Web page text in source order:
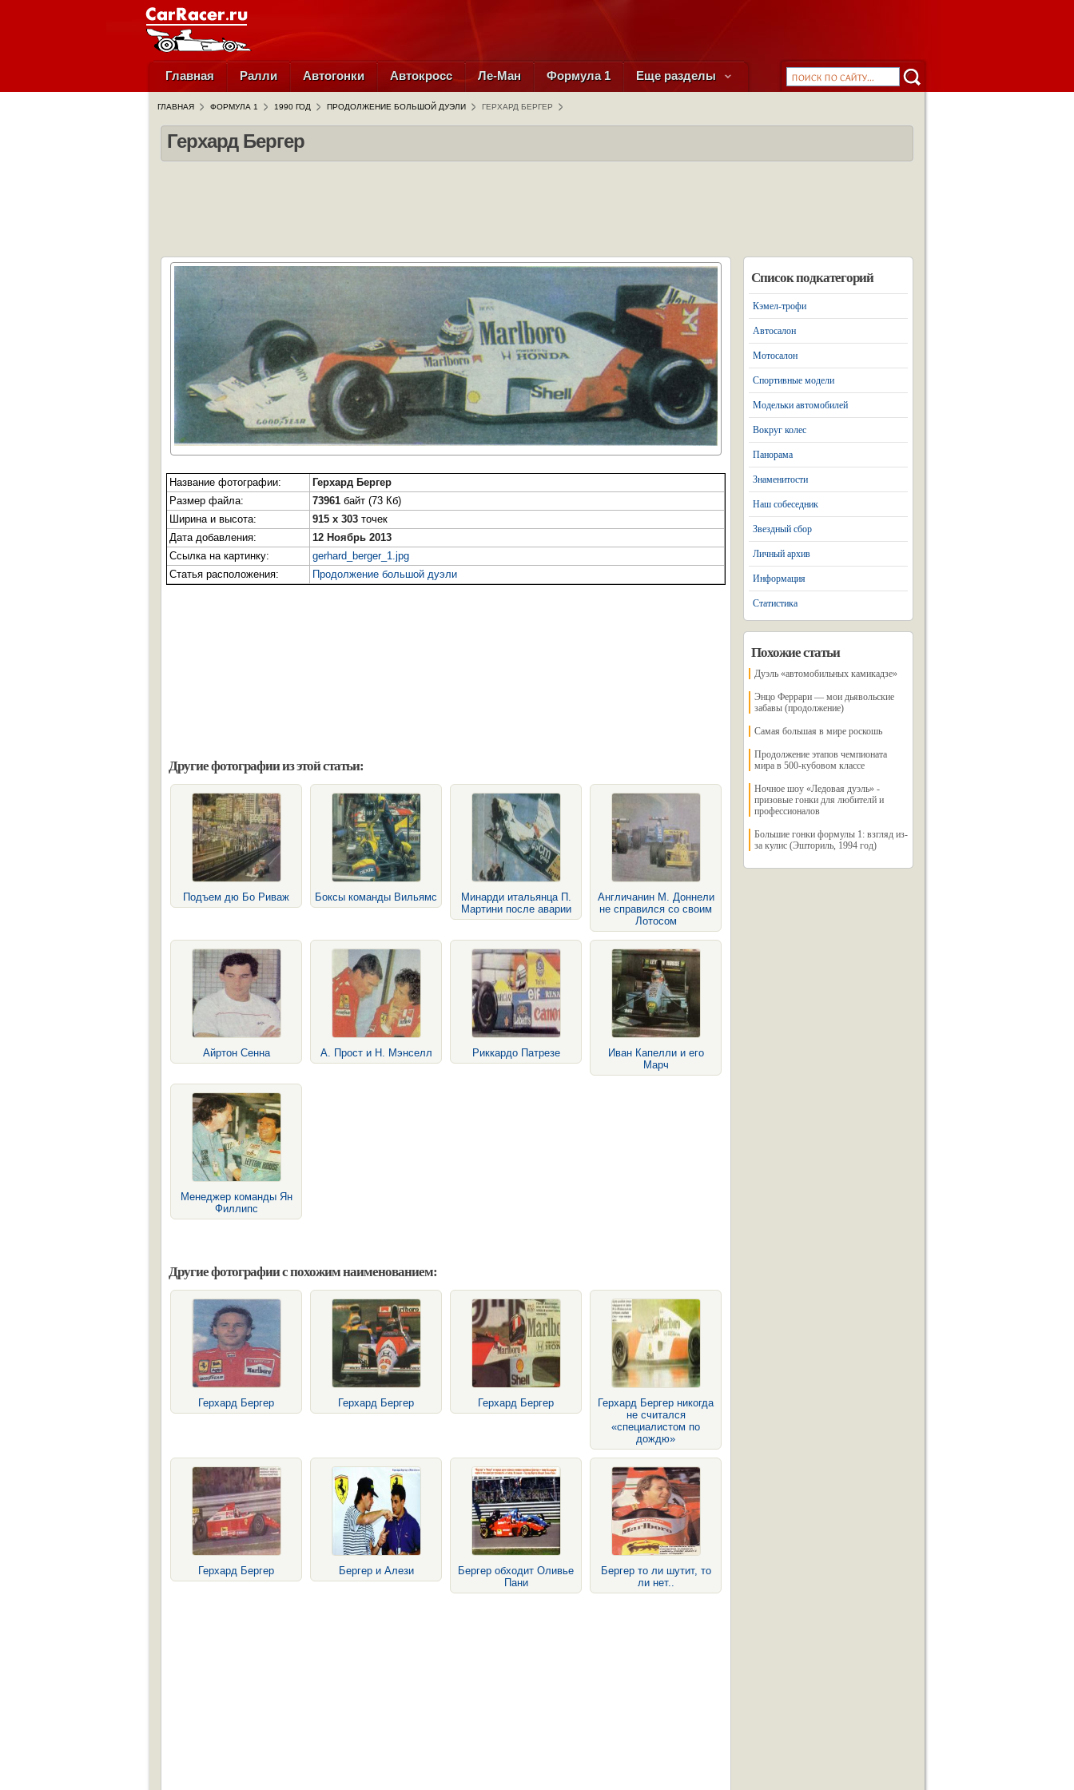
Главная Ралли Автогонки Автокросс Ле-Ман Формула 1 Еще разделы
ГЛАВНАЯ ФОРМУЛА 1 1990 ГОД ПРОДОЛЖЕНИЕ БОЛЬШОЙ ДУЭЛИ ГЕРХАРД БЕРГЕР
Герхард Бергер
Название фотографии:
Герхард Бергер
Размер файла:
73961 байт (73 Кб)
Ширина и высота:
915 x 303 точек
Дата добавления:
12 Ноябрь 2013
Ссылка на картинку:
gerhard_berger_1.jpg
Статья расположения:
Продолжение большой дуэли
Другие фотографии из этой статьи:
Подъем дю Бо Риваж Боксы команды Вильямс
Минарди итальянца П.
Мартини после аварии
Англичанин М. Доннели
не справился со своим
Лотосом
Айртон Сенна А. Прост и Н. Мэнселл Риккардо Патрезе
Иван Капелли и его
Марч
Менеджер команды Ян
Филлипс
Другие фотографии с похожим наименованием:
Герхард Бергер Герхард Бергер Герхард Бергер
Герхард Бергер никогда
не считался
«специалистом по
дождю»
Герхард Бергер Бергер и Алези
Бергер обходит Оливье
Пани
Бергер то ли шутит, то
ли нет..
Список подкатегорий
Кэмел-трофи
Автосалон
Мотосалон
Спортивные модели
Модельки автомобилей
Вокруг колес
Панорама
Знаменитости
Наш собеседник
Звездный сбор
Личный архив
Информация
Статистика
Похожие статьи
Дуэль «автомобильных камикадзе»
Энцо Феррари — мои дьявольские
забавы (продолжение)
Самая большая в мире роскошь
Продолжение этапов чемпионата
мира в 500-кубовом классе
Ночное шоу «Ледовая дуэль» -
призовые гонки для любителй и
профессионалов
Большие гонки формулы 1: взгляд из-
за кулис (Эшториль, 1994 год)